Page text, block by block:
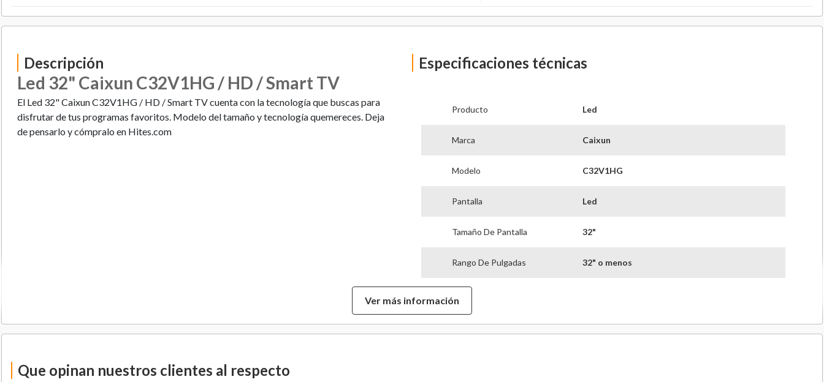
Descripción
Led 32" Caixun C32V1HG / HD / Smart TV
El Led 32" Caixun C32V1HG / HD / Smart TV cuenta con la tecnología que buscas para
disfrutar de tus programas favoritos. Modelo del tamaño y tecnología quemereces. Deja
de pensarlo y cómpralo en Hites.com
Especificaciones técnicas
Producto Led
Marca Caixun
Modelo C32V1HG
Pantalla Led
Tamaño De Pantalla 32"
Rango De Pulgadas 32" o menos
Resolución HD
Ver más información
Que opinan nuestros clientes al respecto